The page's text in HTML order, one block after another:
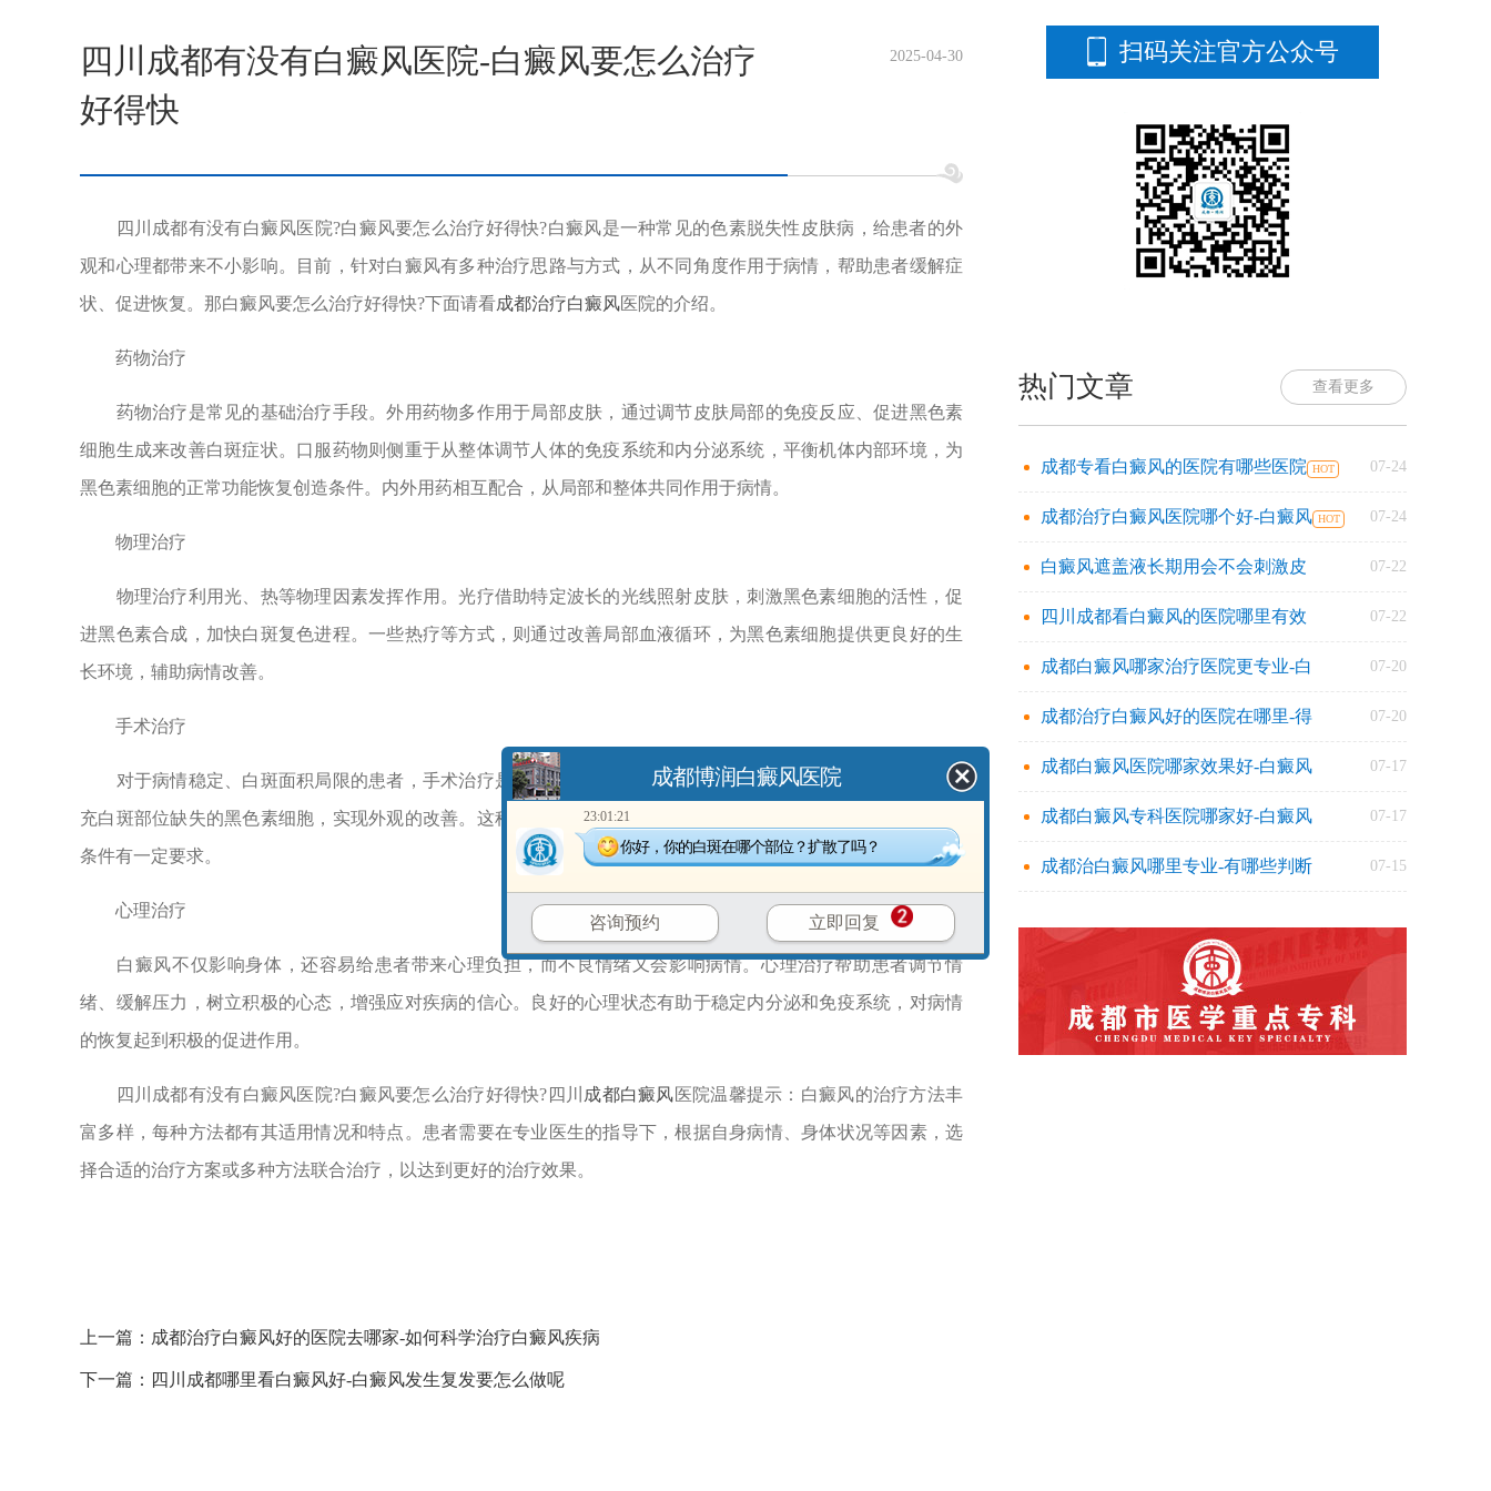
四川成都有没有白癜风医院-白癜风要怎么治疗
好得快
2025-04-30
四川成都有没有白癜风医院?白癜风要怎么治疗好得快?白癜风是一种常见的色素脱失性皮肤病，给患者的外
观和心理都带来不小影响。目前，针对白癜风有多种治疗思路与方式，从不同角度作用于病情，帮助患者缓解症
状、促进恢复。那白癜风要怎么治疗好得快?下面请看成都治疗白癜风医院的介绍。
药物治疗
药物治疗是常见的基础治疗手段。外用药物多作用于局部皮肤，通过调节皮肤局部的免疫反应、促进黑色素
细胞生成来改善白斑症状。口服药物则侧重于从整体调节人体的免疫系统和内分泌系统，平衡机体内部环境，为
黑色素细胞的正常功能恢复创造条件。内外用药相互配合，从局部和整体共同作用于病情。
物理治疗
物理治疗利用光、热等物理因素发挥作用。光疗借助特定波长的光线照射皮肤，刺激黑色素细胞的活性，促
进黑色素合成，加快白斑复色进程。一些热疗等方式，则通过改善局部血液循环，为黑色素细胞提供更良好的生
长环境，辅助病情改善。
手术治疗
对于病情稳定、白斑面积局限的患者，手术治疗是一种选择。手术通过移植正常皮肤或黑色素细胞，直接补
充白斑部位缺失的黑色素细胞，实现外观的改善。这种治疗方式能够较为快速地恢复皮肤外观，但对患者的病情
条件有一定要求。
心理治疗
白癜风不仅影响身体，还容易给患者带来心理负担，而不良情绪又会影响病情。心理治疗帮助患者调节情
绪、缓解压力，树立积极的心态，增强应对疾病的信心。良好的心理状态有助于稳定内分泌和免疫系统，对病情
的恢复起到积极的促进作用。
四川成都有没有白癜风医院?白癜风要怎么治疗好得快?四川 成都白癜风医院温馨提示：白癜风的治疗方法丰
富多样，每种方法都有其适用情况和特点。患者需要在专业医生的指导下，根据自身病情、身体状况等因素，选
择合适的治疗方案或多种方法联合治疗，以达到更好的治疗效果。
上一篇： 成都治疗白癜风好的医院去哪家-如何科学治疗白癜风疾病
下一篇： 四川成都哪里看白癜风好-白癜风发生复发要怎么做呢
扫码关注官方公众号
热门文章 查看更多
成都专看白癜风的医院有哪些医院 07-24
成都治疗白癜风医院哪个好-白癜风 07-24
白癜风遮盖液长期用会不会刺激皮 07-22
四川成都看白癜风的医院哪里有效 07-22
成都白癜风哪家治疗医院更专业-白 07-20
成都治疗白癜风好的医院在哪里-得 07-20
成都白癜风医院哪家效果好-白癜风 07-17
成都白癜风专科医院哪家好-白癜风 07-17
成都治白癜风哪里专业-有哪些判断 07-15
成都博润白癜风医院
23:01:21
你好，你的白斑在哪个部位？扩散了吗？
咨询预约 立即回复